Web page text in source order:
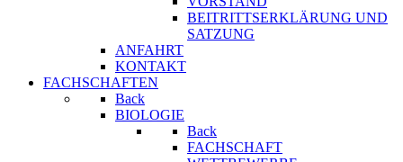
BEITRITTSERKLÄRUNG UND
SATZUNG
ANFAHRT
KONTAKT
FACHSCHAFTEN
Back
BIOLOGIE
Back
FACHSCHAFT